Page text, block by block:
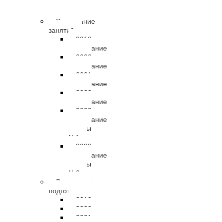
Расписание
занятий
2019
расписание
2020
расписание
2021
расписание
2022
расписание
2023
расписание
группы
№1
2023
расписание
группы
№2
Результаты
подготовки
2019
2020
2021